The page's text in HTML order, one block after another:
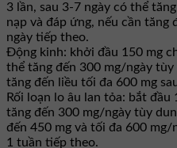
3 lần, sau 3-7 ngày có thể
nạp và đáp ứng, nếu cần tăng
ngày tiếp theo.
Động kinh: khởi đầu 150 mg
thể tăng đến 300 mg/ngày
tăng đến liều tối đa 600 mg
Rối loạn lo âu lan tỏa: bắt
tăng đến 300 mg/ngày tùy
đến 450 mg và tối đa 600
1 tuần tiếp theo.